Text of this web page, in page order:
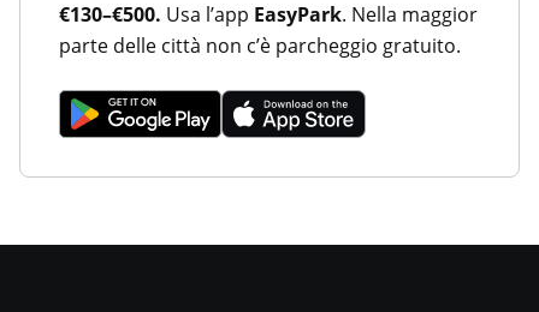
€130–€500. Usa l’app EasyPark. Nella maggior
parte delle città non c’è parcheggio gratuito.